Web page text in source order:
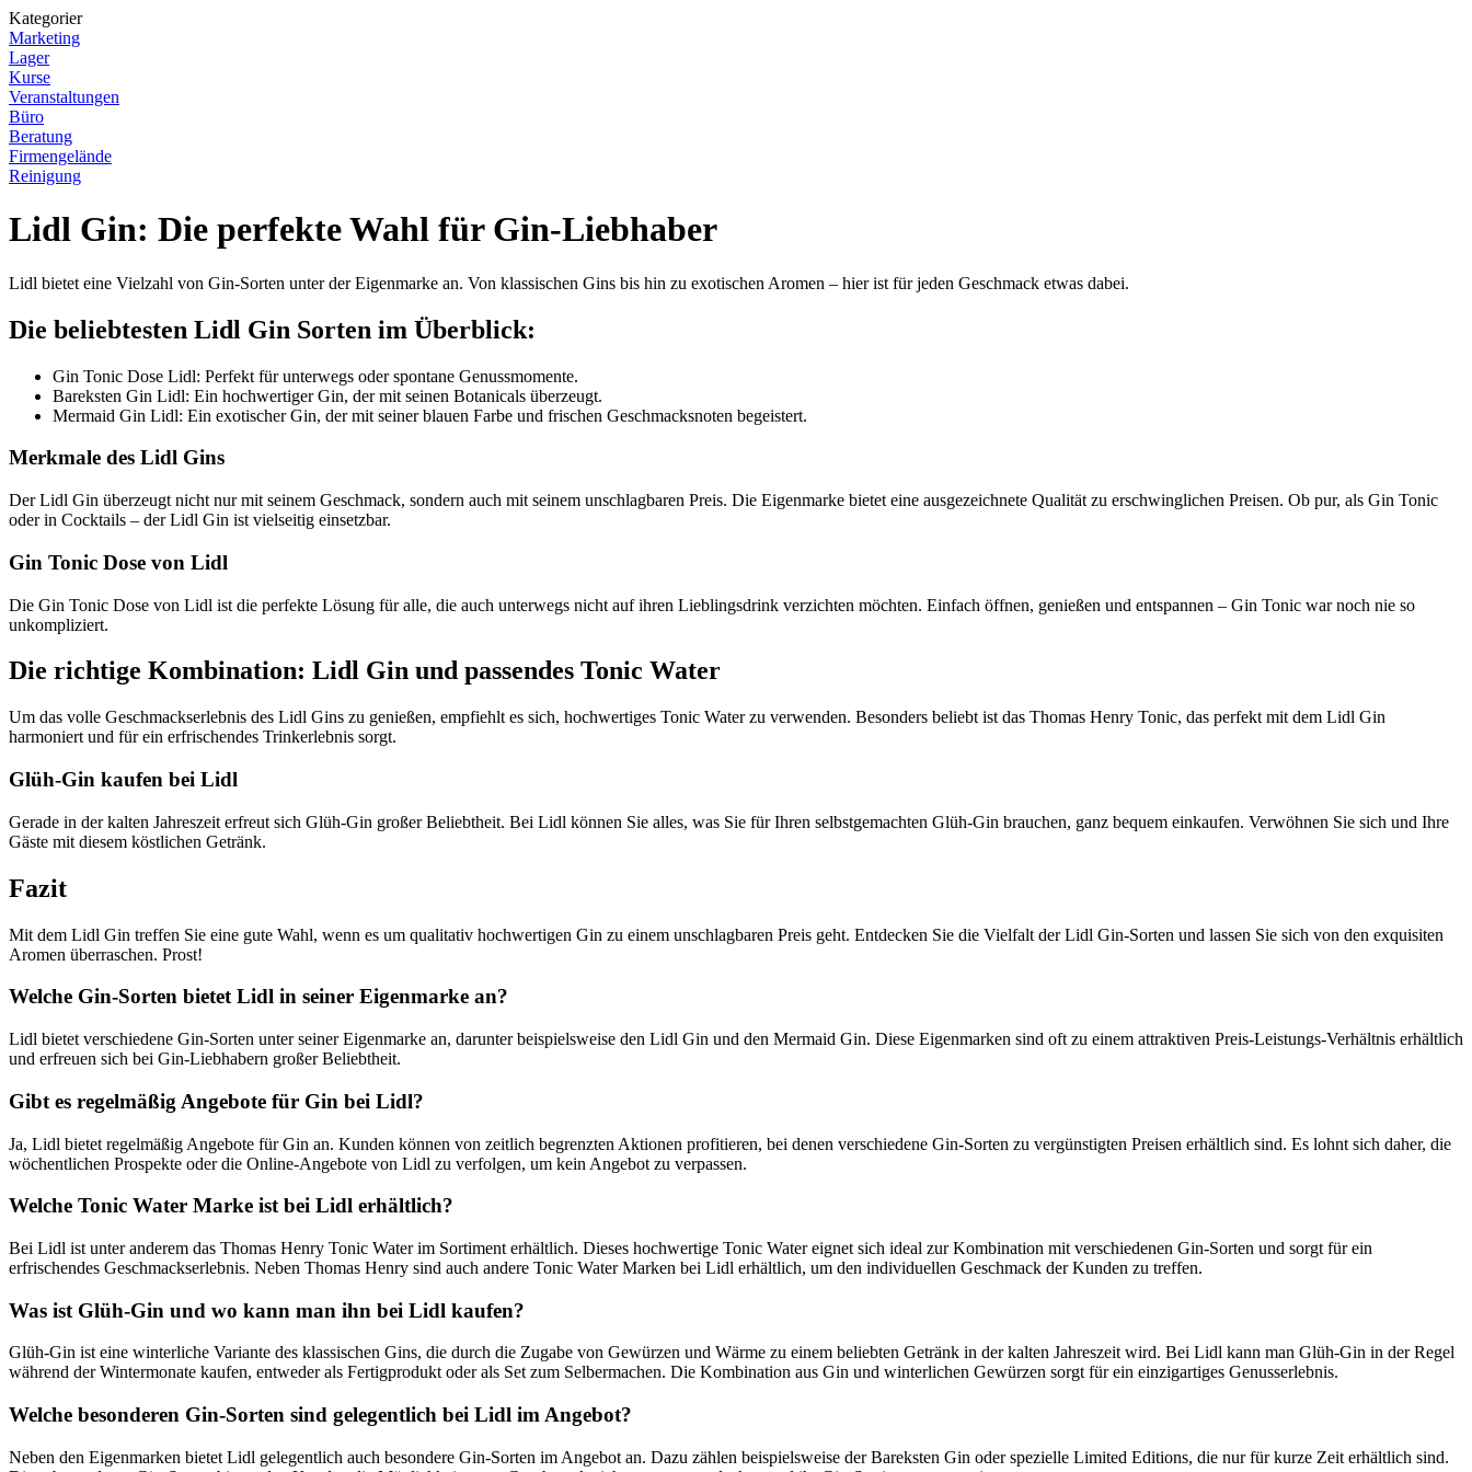
Kategorier
Marketing
Lager
Kurse
Veranstaltungen
Büro
Beratung
Firmengelände
Reinigung
Lidl Gin: Die perfekte Wahl für Gin-Liebhaber
Lidl bietet eine Vielzahl von Gin-Sorten unter der Eigenmarke an. Von klassischen Gins bis hin zu exotischen Aromen – hier ist für jeden Geschmack etwas dabei.
Die beliebtesten Lidl Gin Sorten im Überblick:
Gin Tonic Dose Lidl: Perfekt für unterwegs oder spontane Genussmomente.
Bareksten Gin Lidl: Ein hochwertiger Gin, der mit seinen Botanicals überzeugt.
Mermaid Gin Lidl: Ein exotischer Gin, der mit seiner blauen Farbe und frischen Geschmacksnoten begeistert.
Merkmale des Lidl Gins
Der Lidl Gin überzeugt nicht nur mit seinem Geschmack, sondern auch mit seinem unschlagbaren Preis. Die Eigenmarke bietet eine ausgezeichnete Qualität zu erschwinglichen Preisen. Ob pur, als Gin Tonic
oder in Cocktails – der Lidl Gin ist vielseitig einsetzbar.
Gin Tonic Dose von Lidl
Die Gin Tonic Dose von Lidl ist die perfekte Lösung für alle, die auch unterwegs nicht auf ihren Lieblingsdrink verzichten möchten. Einfach öffnen, genießen und entspannen – Gin Tonic war noch nie so
unkompliziert.
Die richtige Kombination: Lidl Gin und passendes Tonic Water
Um das volle Geschmackserlebnis des Lidl Gins zu genießen, empfiehlt es sich, hochwertiges Tonic Water zu verwenden. Besonders beliebt ist das Thomas Henry Tonic, das perfekt mit dem Lidl Gin
harmoniert und für ein erfrischendes Trinkerlebnis sorgt.
Glüh-Gin kaufen bei Lidl
Gerade in der kalten Jahreszeit erfreut sich Glüh-Gin großer Beliebtheit. Bei Lidl können Sie alles, was Sie für Ihren selbstgemachten Glüh-Gin brauchen, ganz bequem einkaufen. Verwöhnen Sie sich und Ihre
Gäste mit diesem köstlichen Getränk.
Fazit
Mit dem Lidl Gin treffen Sie eine gute Wahl, wenn es um qualitativ hochwertigen Gin zu einem unschlagbaren Preis geht. Entdecken Sie die Vielfalt der Lidl Gin-Sorten und lassen Sie sich von den exquisiten
Aromen überraschen. Prost!
Welche Gin-Sorten bietet Lidl in seiner Eigenmarke an?
Lidl bietet verschiedene Gin-Sorten unter seiner Eigenmarke an, darunter beispielsweise den Lidl Gin und den Mermaid Gin. Diese Eigenmarken sind oft zu einem attraktiven Preis-Leistungs-Verhältnis erhältlich
und erfreuen sich bei Gin-Liebhabern großer Beliebtheit.
Gibt es regelmäßig Angebote für Gin bei Lidl?
Ja, Lidl bietet regelmäßig Angebote für Gin an. Kunden können von zeitlich begrenzten Aktionen profitieren, bei denen verschiedene Gin-Sorten zu vergünstigten Preisen erhältlich sind. Es lohnt sich daher, die
wöchentlichen Prospekte oder die Online-Angebote von Lidl zu verfolgen, um kein Angebot zu verpassen.
Welche Tonic Water Marke ist bei Lidl erhältlich?
Bei Lidl ist unter anderem das Thomas Henry Tonic Water im Sortiment erhältlich. Dieses hochwertige Tonic Water eignet sich ideal zur Kombination mit verschiedenen Gin-Sorten und sorgt für ein
erfrischendes Geschmackserlebnis. Neben Thomas Henry sind auch andere Tonic Water Marken bei Lidl erhältlich, um den individuellen Geschmack der Kunden zu treffen.
Was ist Glüh-Gin und wo kann man ihn bei Lidl kaufen?
Glüh-Gin ist eine winterliche Variante des klassischen Gins, die durch die Zugabe von Gewürzen und Wärme zu einem beliebten Getränk in der kalten Jahreszeit wird. Bei Lidl kann man Glüh-Gin in der Regel
während der Wintermonate kaufen, entweder als Fertigprodukt oder als Set zum Selbermachen. Die Kombination aus Gin und winterlichen Gewürzen sorgt für ein einzigartiges Genusserlebnis.
Welche besonderen Gin-Sorten sind gelegentlich bei Lidl im Angebot?
Neben den Eigenmarken bietet Lidl gelegentlich auch besondere Gin-Sorten im Angebot an. Dazu zählen beispielsweise der Bareksten Gin oder spezielle Limited Editions, die nur für kurze Zeit erhältlich sind.